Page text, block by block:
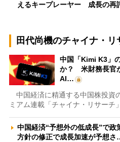
えるキープレーヤー 成長の再
田代尚機のチャイナ・リ
中国「Kimi K3」
か？ 米財務長官
AI…
中国経済に精通する中国株投資
ミアム連載「チャイナ・リサーチ
中国経済“予想外の低成長”で
方針の修正で成長加速が予想